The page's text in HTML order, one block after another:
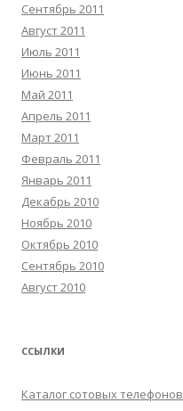
Сентябрь 2011
Август 2011
Июль 2011
Июнь 2011
Май 2011
Апрель 2011
Март 2011
Февраль 2011
Январь 2011
Декабрь 2010
Ноябрь 2010
Октябрь 2010
Сентябрь 2010
Август 2010
ССЫЛКИ
Каталог сотовых телефонов